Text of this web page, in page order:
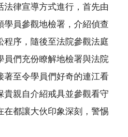
法律宣導方式進行，首先由
學員參觀地檢署，介紹偵查
程序，隨後至法院參觀法庭
員們充份瞭解地檢署與法院
著至令學員們好奇的連江看
貴親自介紹戒具並參觀看守
在都讓大伙印象深刻，警惕